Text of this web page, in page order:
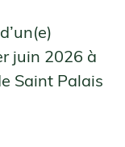
juin 2026 à
Saint Palais